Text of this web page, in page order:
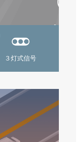
３灯式信号